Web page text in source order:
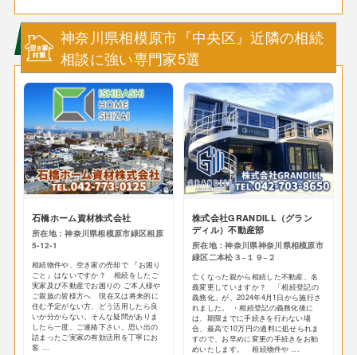
神奈川県相模原市『中央区』近隣の相続
相談に強い専門家5選
石橋ホーム資材株式会社
所在地：神奈川県相模原市緑区相原
5-12-1
相続物件や、空き家の売却で 『お困り
ごと』はないですか？ 相続をしたご
実家及び不動産でお困りの ご本人様や
ご親族の皆様方へ 現在又は将来的に
住む予定がない方、どう活用したら良
いか分からない。そんな疑問がありま
したら一度、ご連絡下さい。思い出の
詰まったご実家の有効活用を丁寧にお
客 ...
株式会社GRANDILL（グラン
ディル）不動産部
所在地：神奈川県神奈川県相模原市
緑区二本松３−１９−２
亡くなった親から相続した不動産、名
義変更していますか？ 「相続登記の
義務化」が、2024年4月1日から施行さ
れました。 ・相続登記の義務化後に
は、期限までに手続きを行わない場
合、最高で10万円の過料に処せられま
すので、お早めに変更の手続きをお勧
めいたします。 相続物件や ...